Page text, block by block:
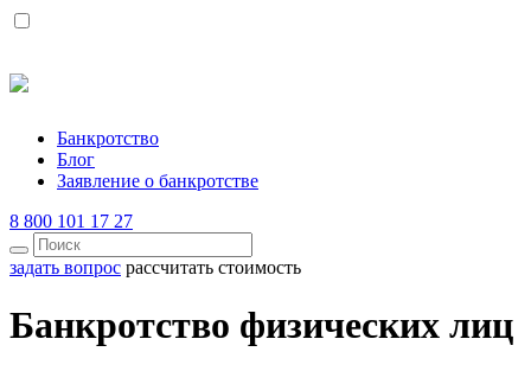
Банкротство
Блог
Заявление о банкротстве
8 800 101 17 27
задать вопрос рассчитать стоимость
Банкротство физических лиц